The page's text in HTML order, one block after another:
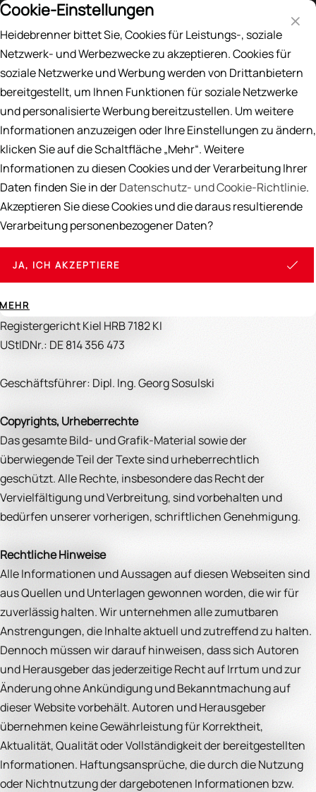
Preisliste
Suche
Home /Impressum
Impressum
Heidebrenner GmbH
Am Anger 9
24539 Neumünster
Tel.: +49 (0) 4321 78374 0
Fax: +49 (0) 4321 78374 22
E-Mail: info[at]heidebrenner.de
Internet:www.heidebrenner.de
Registergericht Kiel HRB 7182 KI
UStIDNr.: DE 814 356 473
Geschäftsführer: Dipl. Ing. Georg Sosulski
Copyrights, Urheberrechte
Das gesamte Bild- und Grafik-Material sowie der
überwiegende Teil der Texte sind urheberrechtlich
geschützt. Alle Rechte, insbesondere das Recht der
Vervielfältigung und Verbreitung, sind vorbehalten und
bedürfen unserer vorherigen, schriftlichen Genehmigung.
Rechtliche Hinweise
Alle Informationen und Aussagen auf diesen Webseiten sind
aus Quellen und Unterlagen gewonnen worden, die wir für
zuverlässig halten. Wir unternehmen alle zumutbaren
Anstrengungen, die Inhalte aktuell und zutreffend zu halten.
Dennoch müssen wir darauf hinweisen, dass sich Autoren
und Herausgeber das jederzeitige Recht auf Irrtum und zur
Änderung ohne Ankündigung und Bekanntmachung auf
dieser Website vorbehält. Autoren und Herausgeber
übernehmen keine Gewährleistung für Korrektheit,
Aktualität, Qualität oder Vollständigkeit der bereitgestellten
Informationen. Haftungsansprüche, die durch die Nutzung
oder Nichtnutzung der dargebotenen Informationen bzw.
Cookie-Einstellungen
Heidebrenner bittet Sie, Cookies für Leistungs-, soziale
Netzwerk- und Werbezwecke zu akzeptieren. Cookies für
soziale Netzwerke und Werbung werden von Drittanbietern
bereitgestellt, um Ihnen Funktionen für soziale Netzwerke
und personalisierte Werbung bereitzustellen. Um weitere
Informationen anzuzeigen oder Ihre Einstellungen zu ändern,
klicken Sie auf die Schaltfläche „Mehr“. Weitere
Informationen zu diesen Cookies und der Verarbeitung Ihrer
Daten finden Sie in derDatenschutz- und Cookie-Richtlinie.
Akzeptieren Sie diese Cookies und die daraus resultierende
Verarbeitung personenbezogener Daten?
JA, ICH AKZEPTIERE
MEHR